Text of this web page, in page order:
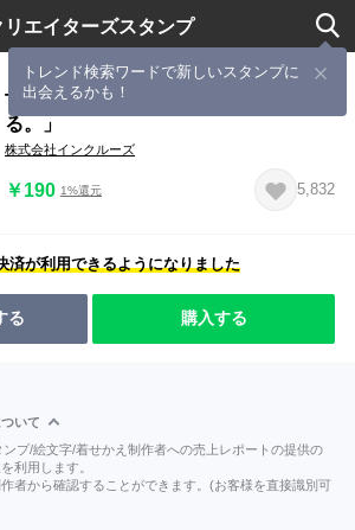
リエイターズスタンプ
トレンド検索ワードで新しいスタンプに
出会えるかも！
TVアニメ「探偵はもう、死んでい
る。」
株式会社インクルーズ
￥190 1%還元 5,832
済が利用できるようになりました
る 購入する
いて
プ/絵文字/着せかえ制作者への売上レポートの提供の
利用します。
者から確認することができます。(お客様を直接識別可